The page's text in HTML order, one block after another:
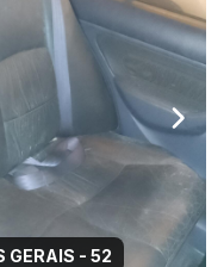
GERAIS - 52